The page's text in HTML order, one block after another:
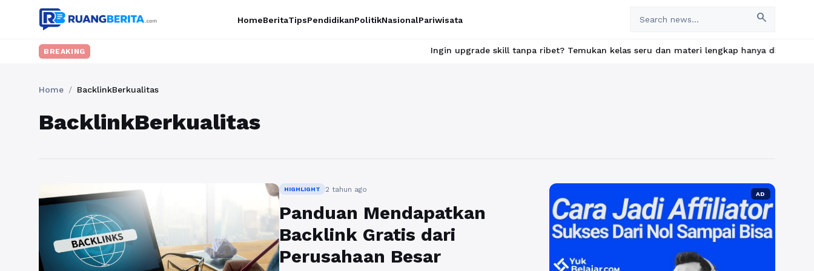
HomeBeritaTipsPendidikanPolitikNasionalPariwisata search
BREAKING Ingin upgrade skill tanpa ribet? Temukan kelas seru dan materi lengkap hanya di
Home / BacklinkBerkualitas
BacklinkBerkualitas
HIGHLIGHT 2 tahun ago
Panduan Mendapatkan
Backlink Gratis dari
Perusahaan Besar
AD